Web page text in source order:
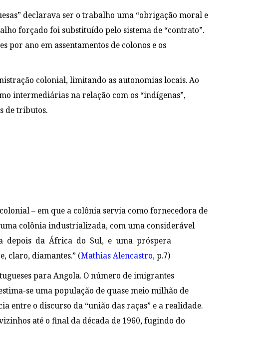
declarava ser o trabalho uma “obrigação moral e
forçado foi substituído pelo sistema de “contrato”.
por ano em assentamentos de colonos e os
colonial, limitando as autonomias locais. Ao
intermediárias na relação com os “indígenas”,
de tributos.
– em que a colônia servia como fornecedora de
colônia industrializada, com uma considerável
depois da África do Sul, e uma próspera
claro, diamantes.” (Mathias Alencastro, p.7)
para Angola. O número de imigrantes
se uma população de quase meio milhão de
entre o discurso da “união das raças” e a realidade.
até o final da década de 1960, fugindo do